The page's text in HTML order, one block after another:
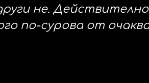
не. Д
по-сурова от